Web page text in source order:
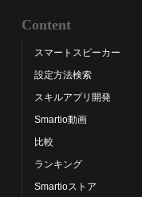
Content
スマートスピーカー
設定方法検索
スキルアプリ開発
Smartio動画
比較
ランキング
Smartioストア